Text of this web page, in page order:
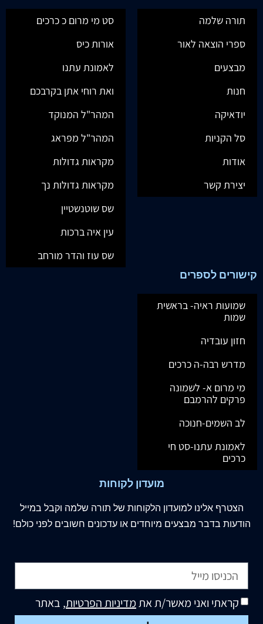
תורה שלמה
ספרי הוצאה לאור
מבצעים
חנות
יודאיקה
סל הקניות
אודות
יצירת קשר
סט מי מרום כ כרכים
אורות כיס
לאמונת עתנו
ואת רוחי אתן בקרבכם
המהר"ל המנוקד
המהר"ל מפראג
מקראות גדולות
מקראות גדולות נך
שס שוטנשטיין
עין איה ברכות
שס עוז והדר מורחב
קישורים לספרים
שמועות ראיה- בראשית
שמות
חזון עובדיה
מדרש רבה-ה כרכים
מי מרום א- לשמונה
פרקים להרמבם
לב השמים-חנוכה
לאמונת עתנו-סט חי
כרכים
מועדון לקוחות
הצטרף אלינו למועדון הלקוחות של תורה שלמה וקבל במייל
הודעות בדבר מבצעים מיוחדים או עדכונים חשובים לפני כולם!
קראתי ואני מאשר/ת אתמדיניות הפרטיות, באתר